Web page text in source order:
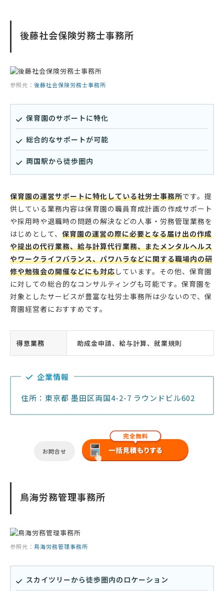
後藤社会保険労務士事務所
参照元： 後藤社会保険労務士事務所
保育園のサポートに特化
総合的なサポートが可能
両国駅から徒歩圏内
保育園の運営サポートに特化している社労士事務所です。提
供している業務内容は保育園の職員育成計画の作成サポート
や採用時や退職時の問題の解決などの人事・労務管理業務を
はじめとして、 保育園の運営の際に必要となる届け出の作成
や提出の代行業務、給与計算代行業務、またメンタルヘルス
やワークライフバランス、パワハラなどに関する職場内の研
修や勉強会の開催などにも対応しています。その他、保育園
に対しての総合的なコンサルティングも可能です。保育園を
対象としたサービスが豊富な社労士事務所は少ないので、保
育園経営者におすすめです。
得意業務 助成金申請、給与計算、就業規則
企業情報
住所：東京都 墨田区両国4-2-7 ラウンドビル602
お問合せ
鳥海労務管理事務所
参照元： 鳥海労務管理事務所
スカイツリーから徒歩圏内のロケーション